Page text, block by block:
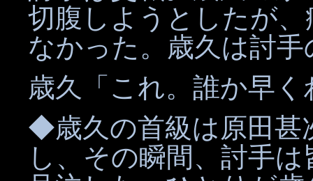
切腹しようとしたが
なかった。歳久は討
歳久「これ。誰か早
◆歳久の首級は原田甚
し、その瞬間、討手